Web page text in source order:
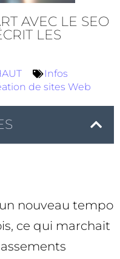
AVEC LE SEO
LES
Infos
de sites Web
nouveau tempo
ce qui marchait